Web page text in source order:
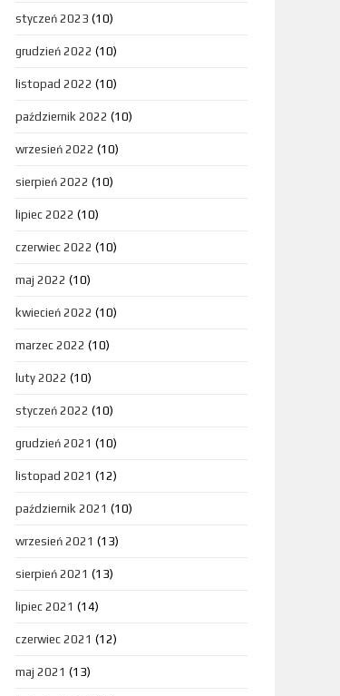
styczeń 2023 (10)
grudzień 2022 (10)
listopad 2022 (10)
październik 2022 (10)
wrzesień 2022 (10)
sierpień 2022 (10)
lipiec 2022 (10)
czerwiec 2022 (10)
maj 2022 (10)
kwiecień 2022 (10)
marzec 2022 (10)
luty 2022 (10)
styczeń 2022 (10)
grudzień 2021 (10)
listopad 2021 (12)
październik 2021 (10)
wrzesień 2021 (13)
sierpień 2021 (13)
lipiec 2021 (14)
czerwiec 2021 (12)
maj 2021 (13)